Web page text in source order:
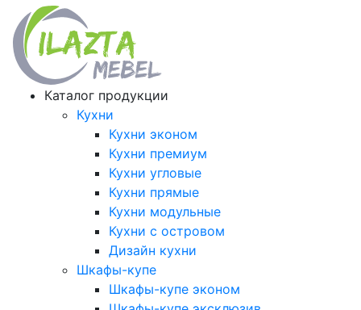
Каталог продукции
Кухни
Кухни эконом
Кухни премиум
Кухни угловые
Кухни прямые
Кухни модульные
Кухни с островом
Дизайн кухни
Шкафы-купе
Шкафы-купе эконом